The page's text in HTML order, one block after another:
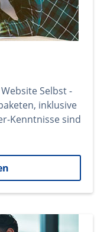
Selbst -
inklusive
Kenntnisse sind